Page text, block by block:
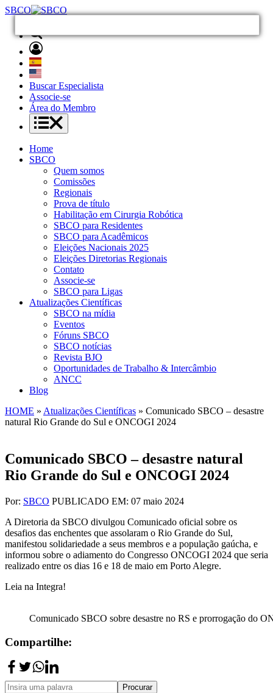
SBCO
Buscar Especialista
Associe-se
Área do Membro
Home
SBCO
Quem somos
Comissões
Regionais
Prova de título
Habilitação em Cirurgia Robótica
SBCO para Residentes
SBCO para Acadêmicos
Eleições Nacionais 2025
Eleições Diretorias Regionais
Contato
Associe-se
SBCO para Ligas
Atualizações Científicas
SBCO na mídia
Eventos
Fóruns SBCO
SBCO notícias
Revista BJO
Oportunidades de Trabalho & Intercâmbio
ANCC
Blog
HOME » Atualizações Científicas » Comunicado SBCO – desastre
natural Rio Grande do Sul e ONCOGI 2024
Comunicado SBCO – desastre natural
Rio Grande do Sul e ONCOGI 2024
Por: SBCO PUBLICADO EM: 07 maio 2024
A Diretoria da SBCO divulgou Comunicado oficial sobre os
desafios das enchentes que assolaram o Rio Grande do Sul,
manifestou solidariedade a seus membros e a população gaúcha, e
informou sobre o adiamento do Congresso ONCOGI 2024 que seria
realizado entre os dias 16 e 18 de maio em Porto Alegre.
Leia na Integra!
Comunicado SBCO sobre desastre no RS e prorrogação do
Compartilhe:
Procurar